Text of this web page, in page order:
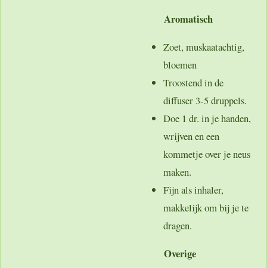
Aromatisch
Zoet, muskaatachtig,
bloemen
Troostend in de
diffuser 3-5 druppels.
Doe 1 dr. in je handen,
wrijven en een
kommetje over je neus
maken.
Fijn als inhaler,
makkelijk om bij je te
dragen.
Overige